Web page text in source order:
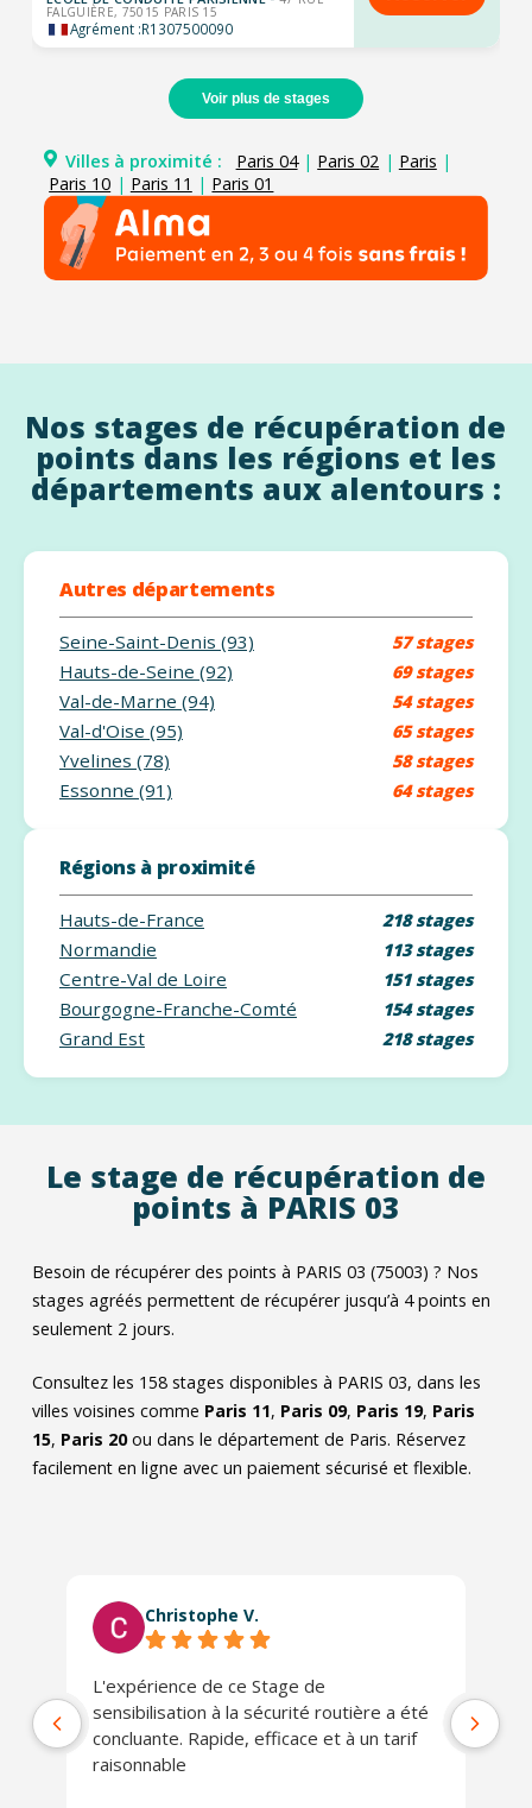
FALGUIÈRE, 75015 PARIS 15
Agrément :R1307500090
Voir plus de stages
Villes à proximité : Paris 04 | Paris 02 | Paris |
Paris 10 | Paris 11 | Paris 01
Nos stages de récupération de
points dans les régions et les
départements aux alentours :
Autres départements
Seine-Saint-Denis (93) 57 stages
Hauts-de-Seine (92) 69 stages
Val-de-Marne (94) 54 stages
Val-d'Oise (95) 65 stages
Yvelines (78) 58 stages
Essonne (91) 64 stages
Régions à proximité
Hauts-de-France 218 stages
Normandie 113 stages
Centre-Val de Loire 151 stages
Bourgogne-Franche-Comté 154 stages
Grand Est 218 stages
Le stage de récupération de
points à PARIS 03
Besoin de récupérer des points à PARIS 03 (75003) ? Nos
stages agréés permettent de récupérer jusqu’à 4 points en
seulement 2 jours.
Consultez les 158stages disponibles à PARIS 03, dans les
villes voisines comme Paris 11, Paris 09, Paris 19, Paris
15, Paris 20ou dans le département de Paris. Réservez
facilement en ligne avec un paiement sécurisé et flexible.
Christophe V.
L'expérience de ce Stage de
sensibilisation à la sécurité routière a été
concluante. Rapide, efficace et à un tarif
raisonnable